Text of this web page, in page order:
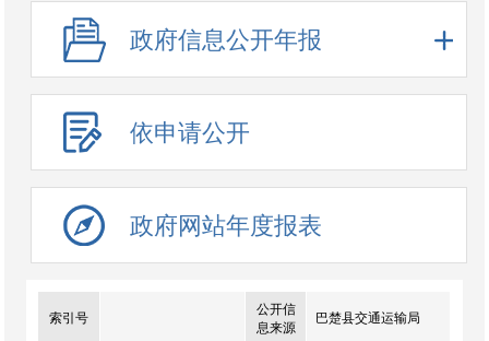
政府信息公开年报
依申请公开
政府网站年度报表
索引号
公开信
息来源
巴楚县交通运输局